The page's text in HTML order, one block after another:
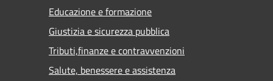
Educazione e formazione
Giustizia e sicurezza pubblica
Tributi,finanze e contravvenzioni
Salute, benessere e assistenza